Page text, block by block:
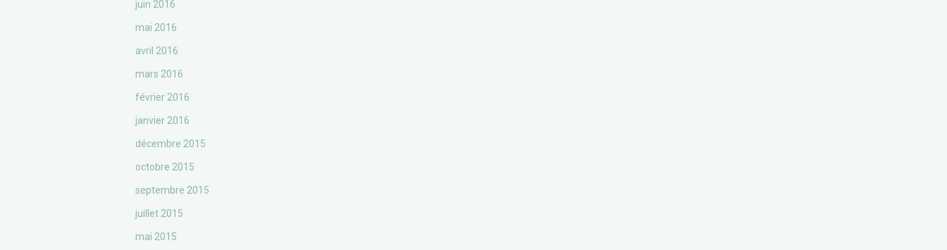
juin 2016
mai 2016
avril 2016
mars 2016
février 2016
janvier 2016
décembre 2015
octobre 2015
septembre 2015
juillet 2015
mai 2015